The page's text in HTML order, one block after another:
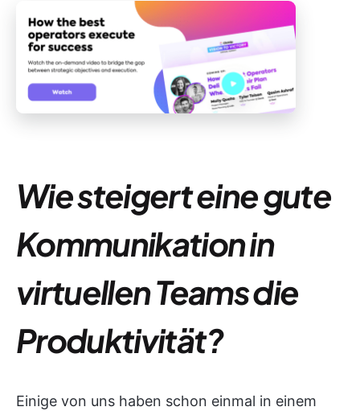
Wie steigert eine gute
Kommunikation in
virtuellen Teams die
Produktivität?
Einige von uns haben schon einmal in einem